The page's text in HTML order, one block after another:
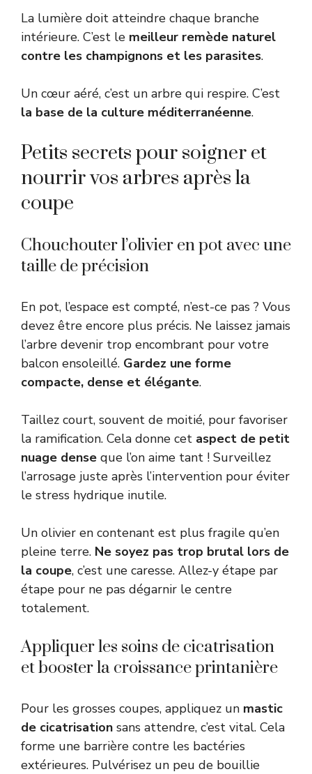
La lumière doit atteindre chaque branche
intérieure. C’est le meilleur remède naturel
contre les champignons et les parasites.
Un cœur aéré, c’est un arbre qui respire. C’est
la base de la culture méditerranéenne.
Petits secrets pour soigner et
nourrir vos arbres après la
coupe
Chouchouter l’olivier en pot avec une
taille de précision
En pot, l’espace est compté, n’est-ce pas ? Vous
devez être encore plus précis. Ne laissez jamais
l’arbre devenir trop encombrant pour votre
balcon ensoleillé. Gardez une forme
compacte, dense et élégante.
Taillez court, souvent de moitié, pour favoriser
la ramification. Cela donne cet aspect de petit
nuage dense que l’on aime tant ! Surveillez
l’arrosage juste après l’intervention pour éviter
le stress hydrique inutile.
Un olivier en contenant est plus fragile qu’en
pleine terre. Ne soyez pas trop brutal lors de
la coupe, c’est une caresse. Allez-y étape par
étape pour ne pas dégarnir le centre
totalement.
Appliquer les soins de cicatrisation
et booster la croissance printanière
Pour les grosses coupes, appliquez un mastic
de cicatrisation sans attendre, c’est vital. Cela
forme une barrière contre les bactéries
extérieures. Pulvérisez un peu de bouillie